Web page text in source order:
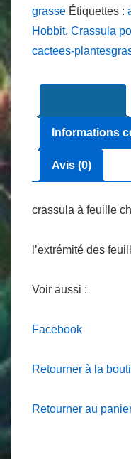
portulacea)
5.5
grasse Étiquettes :
Hobbit, Crassula
cactees-
Informations
Avis (0)
crassula à feuille
l’extrémité des
Voir aussi :
Facebook
Retourner à la
Retourner au